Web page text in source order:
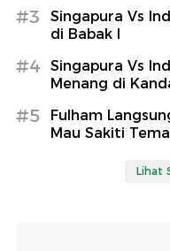
#3
Singapura Vs
di Babak I
#4
Singapura Vs
Menang di
#5
Fulham
Mau Sakiti
Lihat